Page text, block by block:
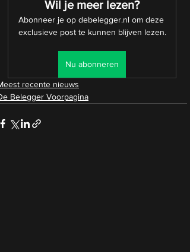
Wil je meer lezen?
Abonneer je op debelegger.nl om deze
exclusieve post te kunnen blijven lezen.
Nu abonneren
recente nieuws
Belegger Voorpagina